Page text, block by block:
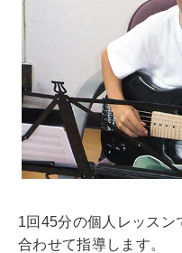
1回45分の個人レッスン
合わせて指導します。